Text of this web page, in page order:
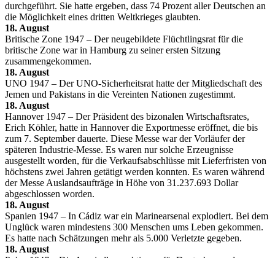
durchgeführt. Sie hatte ergeben, dass 74 Prozent aller Deutschen an
die Möglichkeit eines dritten Weltkrieges glaubten.
18. August
Britische Zone 1947 – Der neugebildete Flüchtlingsrat für die
britische Zone war in Hamburg zu seiner ersten Sitzung
zusammengekommen.
18. August
UNO 1947 – Der UNO-Sicherheitsrat hatte der Mitgliedschaft des
Jemen und Pakistans in die Vereinten Nationen zugestimmt.
18. August
Hannover 1947 – Der Präsident des bizonalen Wirtschaftsrates,
Erich Köhler, hatte in Hannover die Exportmesse eröffnet, die bis
zum 7. September dauerte. Diese Messe war der Vorläufer der
späteren Industrie-Messe. Es waren nur solche Erzeugnisse
ausgestellt worden, für die Verkaufsabschlüsse mit Lieferfristen von
höchstens zwei Jahren getätigt werden konnten. Es waren während
der Messe Auslandsaufträge in Höhe von 31.237.693 Dollar
abgeschlossen worden.
18. August
Spanien 1947 – In Cádiz war ein Marinearsenal explodiert. Bei dem
Unglück waren mindestens 300 Menschen ums Leben gekommen.
Es hatte nach Schätzungen mehr als 5.000 Verletzte gegeben.
18. August